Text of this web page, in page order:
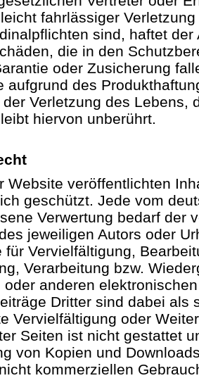
fahrlässiger
sind, haftet der
die in den
oder Zusicherung
aufgrund des
Verletzung des Lebens,
hiervon unberührt.
Website veröffentlichten
geschützt. Jede vom
Verwertung bedarf der
jeweiligen Autors oder
für Vervielfältigung,
Verarbeitung bzw.
oder anderen
Dritter sind dabei als
Vervielfältigung oder
Seiten ist nicht gestattet
von Kopien und
kommerziellen